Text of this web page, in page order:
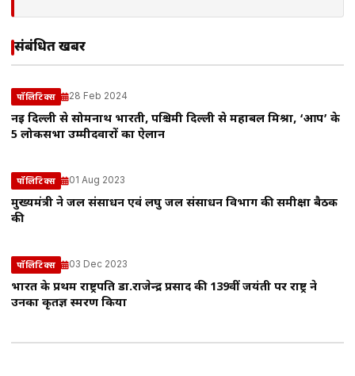
संबंधित खबरें
पॉलिटिक्स 28 Feb 2024
नई दिल्ली से सोमनाथ भारती, पश्चिमी दिल्ली से महाबल मिश्रा, ‘आप’ के
5 लोकसभा उम्मीदवारों का ऐलान
पॉलिटिक्स 01 Aug 2023
मुख्यमंत्री ने जल संसाधन एवं लघु जल संसाधन विभाग की समीक्षा बैठक
की
पॉलिटिक्स 03 Dec 2023
भारत के प्रथम राष्ट्रपति डा.राजेन्द्र प्रसाद की 139वीं जयंती पर राष्ट्र ने
उनका कृतज्ञ स्मरण किया